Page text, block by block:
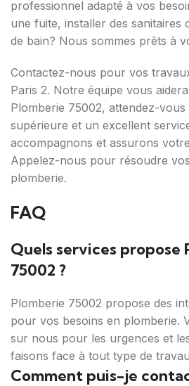
professionnel adapté à vos
une fuite, installer des
de bain? Nous sommes prêts à
Contactez-nous pour vos
Paris 2. Notre équipe vous
Plomberie 75002, attendez-vous
supérieure et un excellent
accompagnons et assurons
Appelez-nous pour résoudre
plomberie.
FAQ
Quels services propose
75002 ?
Plomberie 75002 propose des
pour vos besoins en plomberie.
sur nous pour les urgences et
faisons face à tout type de
Comment puis-je